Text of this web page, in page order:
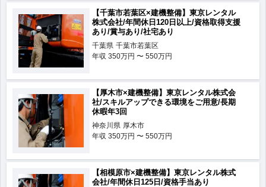
【千葉市若葉区×建機整備】東京レンタル
株式会社/年間休日120日以上/資格取得支援
あり/賞与あり/社宅あり
千葉県 千葉市若葉区
年収 350万円 〜 550万円
【厚木市×建機整備】東京レンタル株式会
社/スキルアップできる環境をご用意/長期
休暇年3回
神奈川県 厚木市
年収 350万円 〜 550万円
【相模原市×建機整備】東京レンタル株式
会社/年間休日125日/資格手当あり